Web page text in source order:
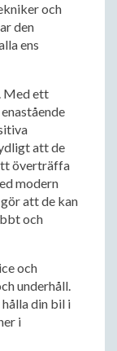
och
den
ens
Med ett
att de
överträffa
modern
att de kan
och
och
underhåll.
din bil i
i